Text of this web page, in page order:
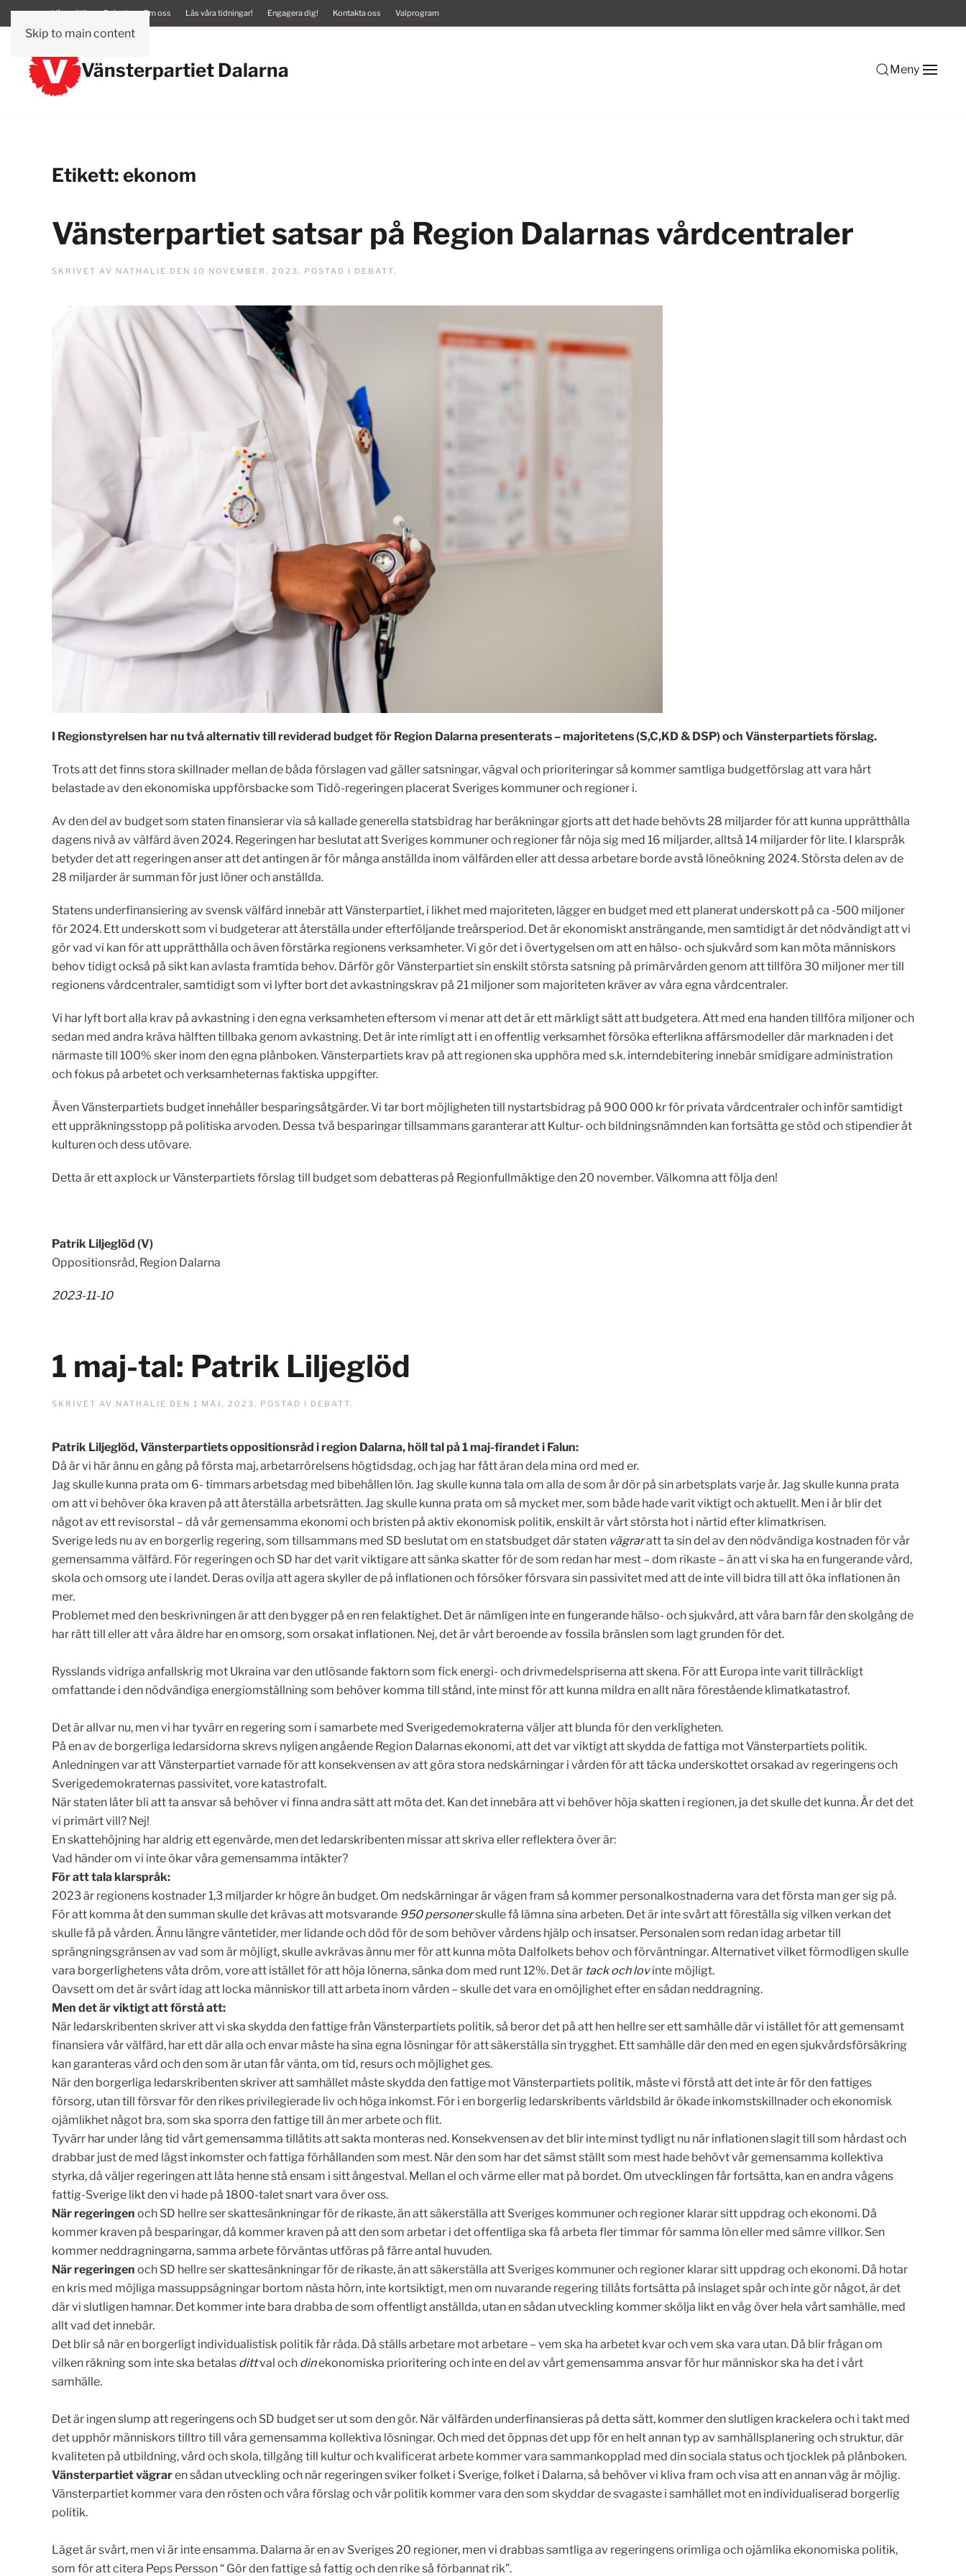
Skip to main content
Vår politik Debatt Om oss Läs våra tidningar! Engagera dig! Kontakta oss Valprogram
Vänsterpartiet Dalarna Meny
Etikett:ekonom
Vänsterpartiet satsar på Region Dalarnas vårdcentraler
SKRIVET AV NATHALIE DEN 10 NOVEMBER, 2023. POSTAD I DEBATT.
I Regionstyrelsen har nu två alternativ till reviderad budget för Region Dalarna presenterats – majoritetens (S,C,KD & DSP) och Vänsterpartiets förslag.
Trots att det finns stora skillnader mellan de båda förslagen vad gäller satsningar, vägval och prioriteringar så kommer samtliga budgetförslag att vara hårt
belastade av den ekonomiska uppförsbacke som Tidö-regeringen placerat Sveriges kommuner och regioner i.
Av den del av budget som staten finansierar via så kallade generella statsbidrag har beräkningar gjorts att det hade behövts 28 miljarder för att kunna upprätthålla
dagens nivå av välfärd även 2024. Regeringen har beslutat att Sveriges kommuner och regioner får nöja sig med 16 miljarder, alltså 14 miljarder för lite. I klarspråk
betyder det att regeringen anser att det antingen är för många anställda inom välfärden eller att dessa arbetare borde avstå löneökning 2024. Största delen av de
28 miljarder är summan för just löner och anställda.
Statens underfinansiering av svensk välfärd innebär att Vänsterpartiet, i likhet med majoriteten, lägger en budget med ett planerat underskott på ca -500 miljoner
för 2024. Ett underskott som vi budgeterar att återställa under efterföljande treårsperiod. Det är ekonomiskt ansträngande, men samtidigt är det nödvändigt att vi
gör vad vi kan för att upprätthålla och även förstärka regionens verksamheter. Vi gör det i övertygelsen om att en hälso- och sjukvård som kan möta människors
behov tidigt också på sikt kan avlasta framtida behov. Därför gör Vänsterpartiet sin enskilt största satsning på primärvården genom att tillföra 30 miljoner mer till
regionens vårdcentraler, samtidigt som vi lyfter bort det avkastningskrav på 21 miljoner som majoriteten kräver av våra egna vårdcentraler.
Vi har lyft bort alla krav på avkastning i den egna verksamheten eftersom vi menar att det är ett märkligt sätt att budgetera. Att med ena handen tillföra miljoner och
sedan med andra kräva hälften tillbaka genom avkastning. Det är inte rimligt att i en offentlig verksamhet försöka efterlikna affärsmodeller där marknaden i det
närmaste till 100% sker inom den egna plånboken. Vänsterpartiets krav på att regionen ska upphöra med s.k. interndebitering innebär smidigare administration
och fokus på arbetet och verksamheternas faktiska uppgifter.
Även Vänsterpartiets budget innehåller besparingsåtgärder. Vi tar bort möjligheten till nystartsbidrag på 900 000 kr för privata vårdcentraler och inför samtidigt
ett uppräkningsstopp på politiska arvoden. Dessa två besparingar tillsammans garanterar att Kultur- och bildningsnämnden kan fortsätta ge stöd och stipendier åt
kulturen och dess utövare.
Detta är ett axplock ur Vänsterpartiets förslag till budget som debatteras på Regionfullmäktige den 20 november. Välkomna att följa den!
Patrik Liljeglöd (V)
Oppositionsråd, Region Dalarna
2023-11-10
1 maj-tal: Patrik Liljeglöd
SKRIVET AV NATHALIE DEN 1 MAJ, 2023. POSTAD I DEBATT.
Patrik Liljeglöd, Vänsterpartiets oppositionsråd i region Dalarna, höll tal på 1 maj-firandet i Falun:
Då är vi här ännu en gång på första maj, arbetarrörelsens högtidsdag, och jag har fått äran dela mina ord med er.
Jag skulle kunna prata om 6- timmars arbetsdag med bibehållen lön. Jag skulle kunna tala om alla de som år dör på sin arbetsplats varje år. Jag skulle kunna prata
om att vi behöver öka kraven på att återställa arbetsrätten. Jag skulle kunna prata om så mycket mer, som både hade varit viktigt och aktuellt. Men i år blir det
något av ett revisorstal – då vår gemensamma ekonomi och bristen på aktiv ekonomisk politik, enskilt är vårt största hot i närtid efter klimatkrisen.
Sverige leds nu av en borgerlig regering, som tillsammans med SD beslutat om en statsbudget där staten vägraratt ta sin del av den nödvändiga kostnaden för vår
gemensamma välfärd. För regeringen och SD har det varit viktigare att sänka skatter för de som redan har mest – dom rikaste – än att vi ska ha en fungerande vård,
skola och omsorg ute i landet. Deras ovilja att agera skyller de på inflationen och försöker försvara sin passivitet med att de inte vill bidra till att öka inflationen än
mer.
Problemet med den beskrivningen är att den bygger på en ren felaktighet. Det är nämligen inte en fungerande hälso- och sjukvård, att våra barn får den skolgång de
har rätt till eller att våra äldre har en omsorg, som orsakat inflationen. Nej, det är vårt beroende av fossila bränslen som lagt grunden för det.
Rysslands vidriga anfallskrig mot Ukraina var den utlösande faktorn som fick energi- och drivmedelspriserna att skena. För att Europa inte varit tillräckligt
omfattande i den nödvändiga energiomställning som behöver komma till stånd, inte minst för att kunna mildra en allt nära förestående klimatkatastrof.
Det är allvar nu, men vi har tyvärr en regering som i samarbete med Sverigedemokraterna väljer att blunda för den verkligheten.
På en av de borgerliga ledarsidorna skrevs nyligen angående Region Dalarnas ekonomi, att det var viktigt att skydda de fattiga mot Vänsterpartiets politik.
Anledningen var att Vänsterpartiet varnade för att konsekvensen av att göra stora nedskärningar i vården för att täcka underskottet orsakad av regeringens och
Sverigedemokraternas passivitet, vore katastrofalt.
När staten låter bli att ta ansvar så behöver vi finna andra sätt att möta det. Kan det innebära att vi behöver höja skatten i regionen, ja det skulle det kunna. Är det det
vi primärt vill? Nej!
En skattehöjning har aldrig ett egenvärde, men det ledarskribenten missar att skriva eller reflektera över är:
Vad händer om vi inte ökar våra gemensamma intäkter?
För att tala klarspråk:
2023 är regionens kostnader 1,3 miljarder kr högre än budget. Om nedskärningar är vägen fram så kommer personalkostnaderna vara det första man ger sig på.
För att komma åt den summan skulle det krävas att motsvarande 950 personerskulle få lämna sina arbeten. Det är inte svårt att föreställa sig vilken verkan det
skulle få på vården. Ännu längre väntetider, mer lidande och död för de som behöver vårdens hjälp och insatser. Personalen som redan idag arbetar till
sprängningsgränsen av vad som är möjligt, skulle avkrävas ännu mer för att kunna möta Dalfolkets behov och förväntningar. Alternativet vilket förmodligen skulle
vara borgerlighetens våta dröm, vore att istället för att höja lönerna, sänka dom med runt 12%. Det är tack och lovinte möjligt.
Oavsett om det är svårt idag att locka människor till att arbeta inom vården – skulle det vara en omöjlighet efter en sådan neddragning.
Men det är viktigt att förstå att:
När ledarskribenten skriver att vi ska skydda den fattige från Vänsterpartiets politik, så beror det på att hen hellre ser ett samhälle där vi istället för att gemensamt
finansiera vår välfärd, har ett där alla och envar måste ha sina egna lösningar för att säkerställa sin trygghet. Ett samhälle där den med en egen sjukvårdsförsäkring
kan garanteras vård och den som är utan får vänta, om tid, resurs och möjlighet ges.
När den borgerliga ledarskribenten skriver att samhället måste skydda den fattige mot Vänsterpartiets politik, måste vi förstå att det inte är för den fattiges
försorg, utan till försvar för den rikes privilegierade liv och höga inkomst. För i en borgerlig ledarskribents världsbild är ökade inkomstskillnader och ekonomisk
ojämlikhet något bra, som ska sporra den fattige till än mer arbete och flit.
Tyvärr har under lång tid vårt gemensamma tillåtits att sakta monteras ned. Konsekvensen av det blir inte minst tydligt nu när inflationen slagit till som hårdast och
drabbar just de med lägst inkomster och fattiga förhållanden som mest. När den som har det sämst ställt som mest hade behövt vår gemensamma kollektiva
styrka, då väljer regeringen att låta henne stå ensam i sitt ångestval. Mellan el och värme eller mat på bordet. Om utvecklingen får fortsätta, kan en andra vågens
fattig-Sverige likt den vi hade på 1800-talet snart vara över oss.
När regeringen och SD hellre ser skattesänkningar för de rikaste, än att säkerställa att Sveriges kommuner och regioner klarar sitt uppdrag och ekonomi. Då
kommer kraven på besparingar, då kommer kraven på att den som arbetar i det offentliga ska få arbeta fler timmar för samma lön eller med sämre villkor. Sen
kommer neddragningarna, samma arbete förväntas utföras på färre antal huvuden.
När regeringen och SD hellre ser skattesänkningar för de rikaste, än att säkerställa att Sveriges kommuner och regioner klarar sitt uppdrag och ekonomi. Då hotar
en kris med möjliga massuppsägningar bortom nästa hörn, inte kortsiktigt, men om nuvarande regering tillåts fortsätta på inslaget spår och inte gör något, är det
där vi slutligen hamnar. Det kommer inte bara drabba de som offentligt anställda, utan en sådan utveckling kommer skölja likt en våg över hela vårt samhälle, med
allt vad det innebär.
Det blir så när en borgerligt individualistisk politik får råda. Då ställs arbetare mot arbetare – vem ska ha arbetet kvar och vem ska vara utan. Då blir frågan om
vilken räkning som inte ska betalas dittval och dinekonomiska prioritering och inte en del av vårt gemensamma ansvar för hur människor ska ha det i vårt
samhälle.
Det är ingen slump att regeringens och SD budget ser ut som den gör. När välfärden underfinansieras på detta sätt, kommer den slutligen krackelera och i takt med
det upphör människors tilltro till våra gemensamma kollektiva lösningar. Och med det öppnas det upp för en helt annan typ av samhällsplanering och struktur, där
kvaliteten på utbildning, vård och skola, tillgång till kultur och kvalificerat arbete kommer vara sammankopplad med din sociala status och tjocklek på plånboken.
Vänsterpartiet vägraren sådan utveckling och när regeringen sviker folket i Sverige, folket i Dalarna, så behöver vi kliva fram och visa att en annan väg är möjlig.
Vänsterpartiet kommer vara den rösten och våra förslag och vår politik kommer vara den som skyddar de svagaste i samhället mot en individualiserad borgerlig
politik.
Läget är svårt, men vi är inte ensamma. Dalarna är en av Sveriges 20 regioner, men vi drabbas samtliga av regeringens orimliga och ojämlika ekonomiska politik,
som för att citera Peps Persson “ Gör den fattige så fattig och den rike så förbannat rik”.